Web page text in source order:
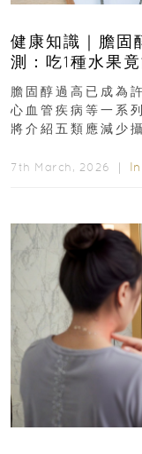
健康知識｜膽固
測：吃1種水果
膽固醇過高已成為
心血管疾病等一系
將介紹五類應減少
7th March, 2026 ｜ In